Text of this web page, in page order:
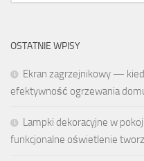
OSTATNIE WPISY
Ekran zagrzejnikowy —
efektywność ogrzewania
Lampki dekoracyjne w
funkcjonalne oświetlenie